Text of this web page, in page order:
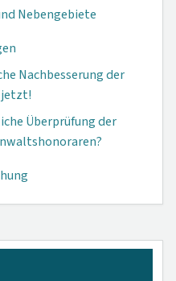
Nebengebiete
Nach­besserung der
jetzt!
Über­prüfung der